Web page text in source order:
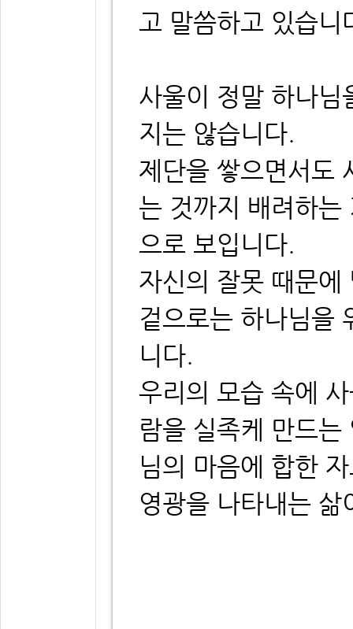
고 말씀하고 있습니
사울이 정말 하나님
지는 않습니다.
제단을 쌓으면서도
는 것까지 배려하는
으로 보입니다.
자신의 잘못 때문에
겉으로는 하나님을
니다.
우리의 모습 속에
람을 실족케 만드
님의 마음에 합한
영광을 나타내는